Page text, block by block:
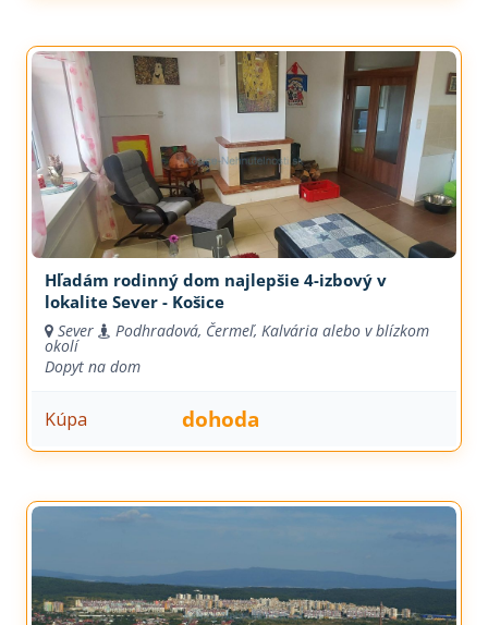
Hľadám rodinný dom najlepšie 4-izbový v
lokalite Sever - Košice
Sever Podhradová, Čermeľ, Kalvária alebo v blízkom
okolí
Dopyt na dom
Kúpa dohoda